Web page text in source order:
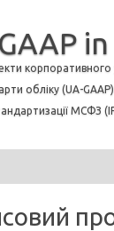
корпоративного
обліку (UA-
МСФЗ